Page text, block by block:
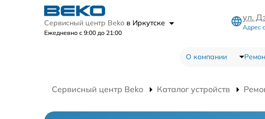
Сервисный центр Beko в Иркутске
Ежедневно с 9:00 до 21:00
ул.
Адрес
О компании
Сервисный центр Beko Каталог устройств